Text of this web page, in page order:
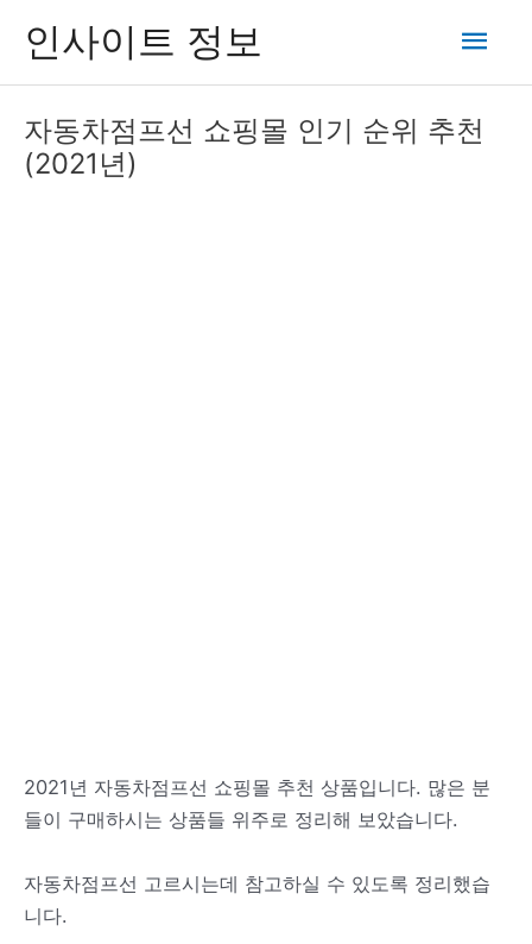
츠
인사이트 정보
메
인
메
자동차점프선 쇼핑몰 인기 순위 추천
(2021년)
2021년 자동차점프선 쇼핑몰 추천 상품입니다. 많은 분
들이 구매하시는 상품들 위주로 정리해 보았습니다.
자동차점프선 고르시는데 참고하실 수 있도록 정리했습
니다.